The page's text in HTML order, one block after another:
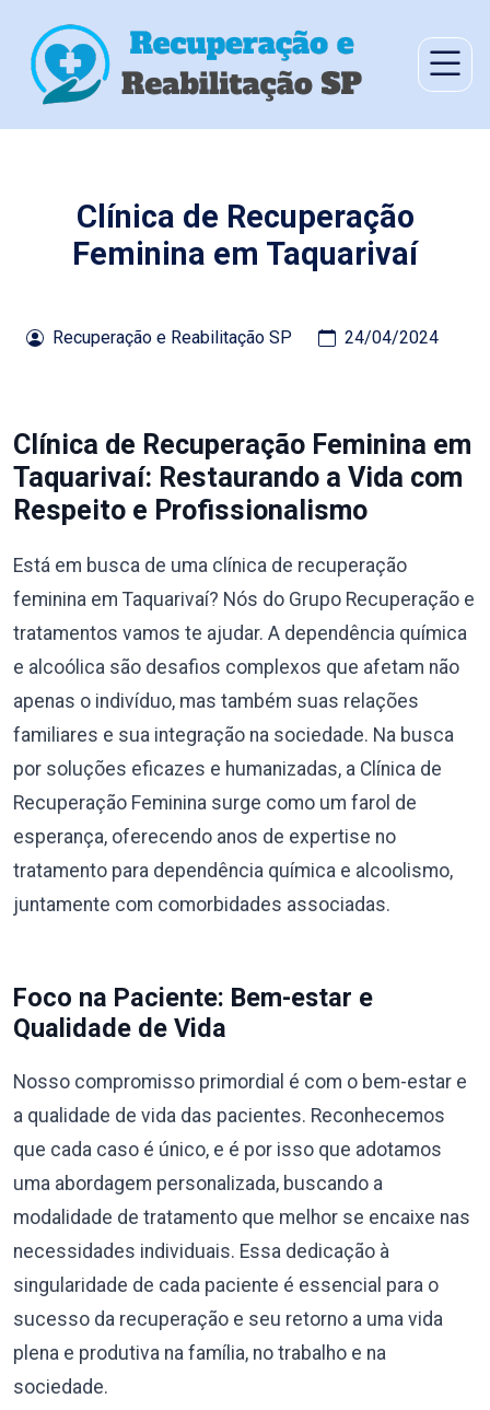
Clínica de Recuperação
Feminina em Taquarivaí
Recuperação e Reabilitação SP 24/04/2024
Clínica de Recuperação Feminina em
Taquarivaí: Restaurando a Vida com
Respeito e Profissionalismo
Está em busca de uma clínica de recuperação
feminina em Taquarivaí? Nós do Grupo Recuperação e
tratamentos vamos te ajudar. A dependência química
e alcoólica são desafios complexos que afetam não
apenas o indivíduo, mas também suas relações
familiares e sua integração na sociedade. Na busca
por soluções eficazes e humanizadas, a Clínica de
Recuperação Feminina surge como um farol de
esperança, oferecendo anos de expertise no
tratamento para dependência química e alcoolismo,
juntamente com comorbidades associadas.
Foco na Paciente: Bem-estar e
Qualidade de Vida
Nosso compromisso primordial é com o bem-estar e
a qualidade de vida das pacientes. Reconhecemos
que cada caso é único, e é por isso que adotamos
uma abordagem personalizada, buscando a
modalidade de tratamento que melhor se encaixe nas
necessidades individuais. Essa dedicação à
singularidade de cada paciente é essencial para o
sucesso da recuperação e seu retorno a uma vida
plena e produtiva na família, no trabalho e na
sociedade.